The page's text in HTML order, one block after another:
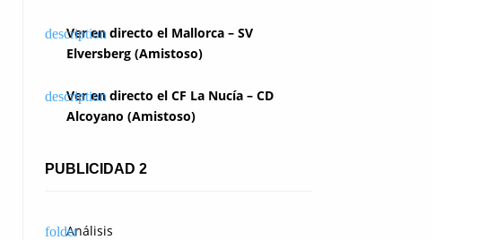
Ver en directo el Mallorca – SV
Elversberg (Amistoso)
Ver en directo el CF La Nucía – CD
Alcoyano (Amistoso)
PUBLICIDAD 2
Análisis